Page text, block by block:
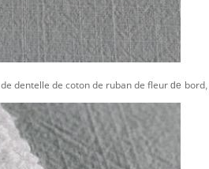
de dentelle de coton de ruban de fleur de bord